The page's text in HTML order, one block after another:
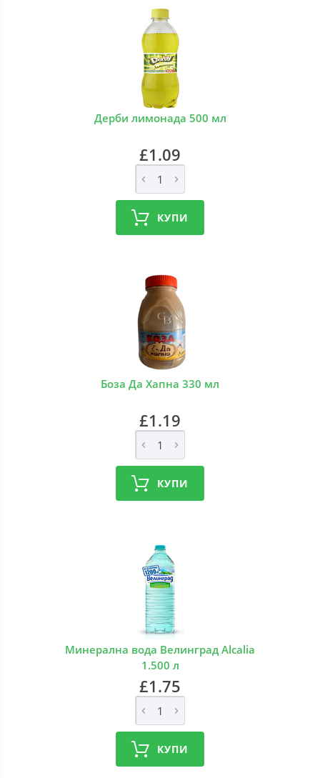
Дерби лимонада 500 мл
£1.09
КУПИ
Боза Да Хапна 330 мл
£1.19
КУПИ
Минерална вода Велинград Alcalia
1.500 л
£1.75
КУПИ